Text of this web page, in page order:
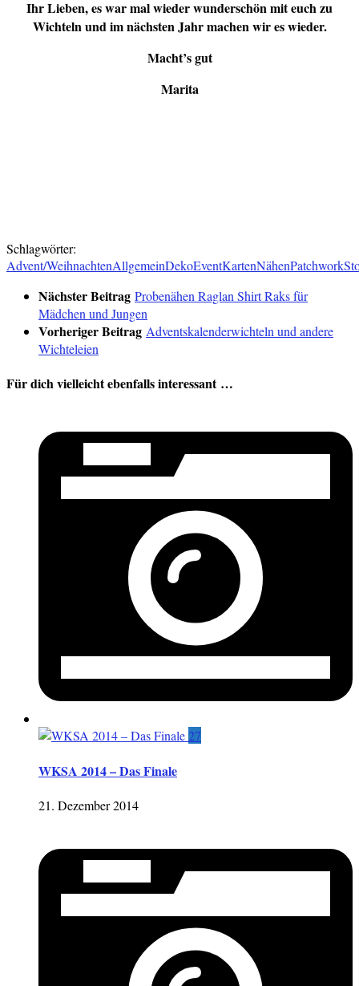
Ihr Lieben, es war mal wieder wunderschön mit euch zu
Wichteln und im nächsten Jahr machen wir es wieder.
Macht’s gut
Marita
Schlagwörter:
Advent/WeihnachtenAllgemeinDekoEventKartenNähenPatchwork
Nächster Beitrag Probenähen Raglan Shirt Raks für
Mädchen und Jungen
Vorheriger Beitrag Adventskalenderwichteln und andere
Wichteleien
Für dich vielleicht ebenfalls interessant …
27
WKSA 2014 – Das Finale
21. Dezember 2014